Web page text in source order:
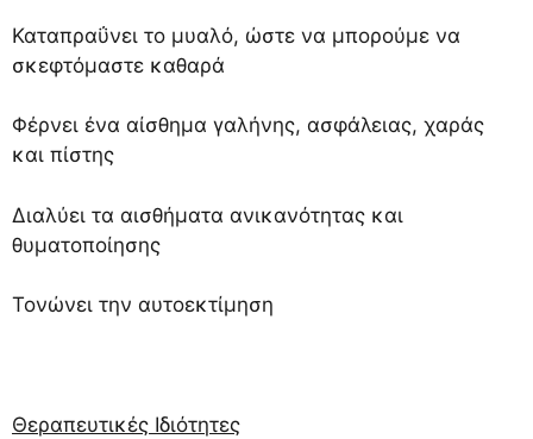
Καταπραΰνει το μυαλό, ώστε να μπορούμε να
σκεφτόμαστε καθαρά
Φέρνει ένα αίσθημα γαλήνης, ασφάλειας, χαράς
και πίστης
Διαλύει τα αισθήματα ανικανότητας και
θυματοποίησης
Τονώνει την αυτοεκτίμηση
Θεραπευτικές Ιδιότητες